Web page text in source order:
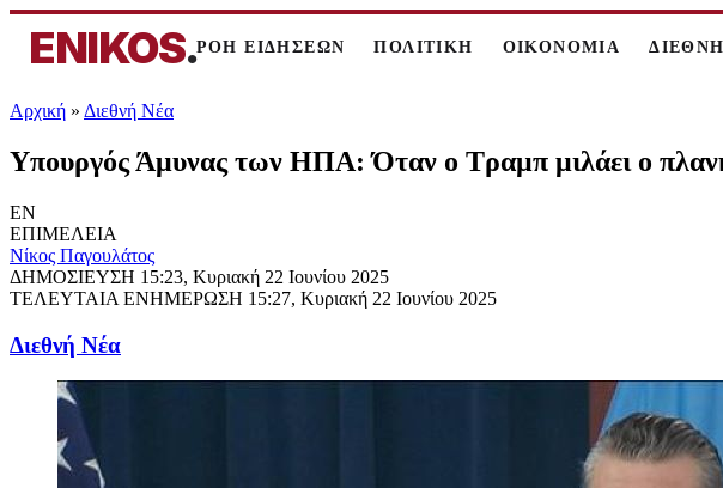
ENIKOS.ΡΟΗ ΕΙΔΗΣΕΩΝ ΠΟΛΙΤΙΚΗ ΟΙΚΟΝΟΜΙΑ ΔΙΕΘΝΗ
Αρχική » Διεθνή Νέα
Υπουργός Άμυνας των ΗΠΑ: Όταν ο Τραμπ μιλάει ο
EN
ΕΠΙΜΕΛΕΙΑ
Νίκος Παγουλάτος
ΔΗΜΟΣΙΕΥΣΗ 15:23, Κυριακή 22 Ιουνίου 2025
ΤΕΛΕΥΤΑΙΑ ΕΝΗΜΕΡΩΣΗ 15:27, Κυριακή 22 Ιουνίου 2025
Διεθνή Νέα